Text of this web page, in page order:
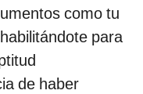
como tu
para
de haber